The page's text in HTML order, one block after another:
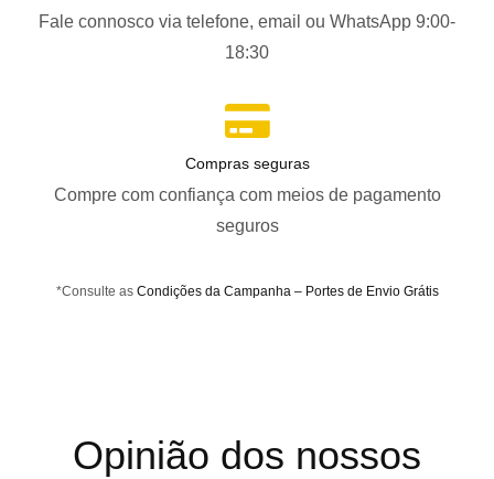
Fale connosco via telefone, email ou WhatsApp 9:00-
18:30
Compras seguras
Compre com confiança com meios de pagamento
seguros
*Consulte as Condições da Campanha – Portes de Envio Grátis
Opinião dos nossos